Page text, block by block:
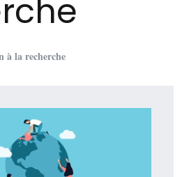
à la recherche